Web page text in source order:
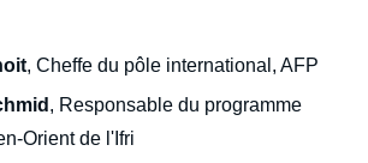
, Cheffe du pôle international, AFP
, Responsable du programme
Orient de l'Ifri